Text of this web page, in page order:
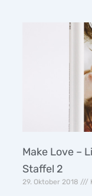
Make Love –
Staffel 2
29. Oktober 2018